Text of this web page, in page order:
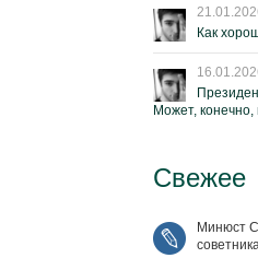
Как
Может,
Свежее
Минюст